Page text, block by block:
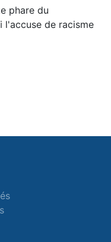
phare du
l'accuse de racisme